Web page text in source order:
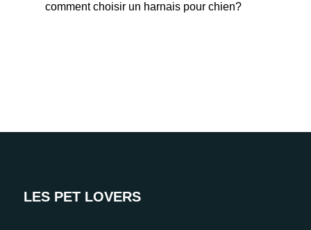
comment choisir un harnais pour chien?
LES PET LOVERS